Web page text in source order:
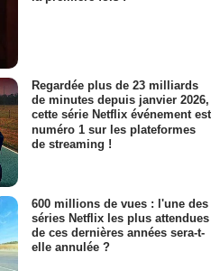
Regardée plus de 23 milliards
de minutes depuis janvier 2026,
cette série Netflix événement est
numéro 1 sur les plateformes
de streaming !
600 millions de vues : l'une des
séries Netflix les plus attendues
de ces dernières années sera-t-
elle annulée ?